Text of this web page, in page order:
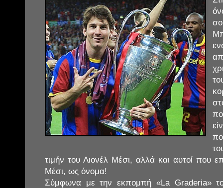
τιμήν του Λιονέλ Μέσι, αλλά και αυτοί που
Μέσι, ως όνομα!
Σύμφωνα με την εκπομπή «La Graderia»